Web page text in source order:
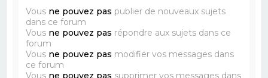
Vous ne pouvez pas publier de nouveaux sujets
dans ce forum
Vous ne pouvez pas répondre aux sujets dans ce
forum
Vous ne pouvez pas modifier vos messages dans
ce forum
Vous ne pouvez pas supprimer vos messages dans